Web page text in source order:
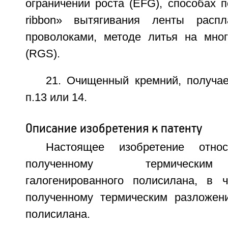
ограничении роста (EFG), способах
ribbon» вытягивания ленты
проволоками, методе литья на
(RGS).
21. Очищенный кремний,
п.13 или 14.
Описание изобретения к патенту
Настоящее изобретение
полученному
галогенированного полисилана, в
полученному термическим
полисилана.